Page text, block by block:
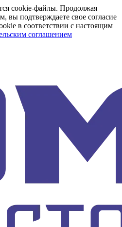
cookie-файлы. Продолжая
вы подтверждаете свое согласие
в соответствии с настоящим
соглашением